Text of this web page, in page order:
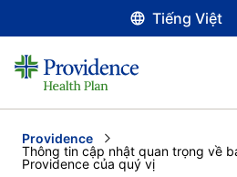
Tiếng Việt
Providence
Current:
Thông tin cập nhật quan trọng về
Providence của quý vị